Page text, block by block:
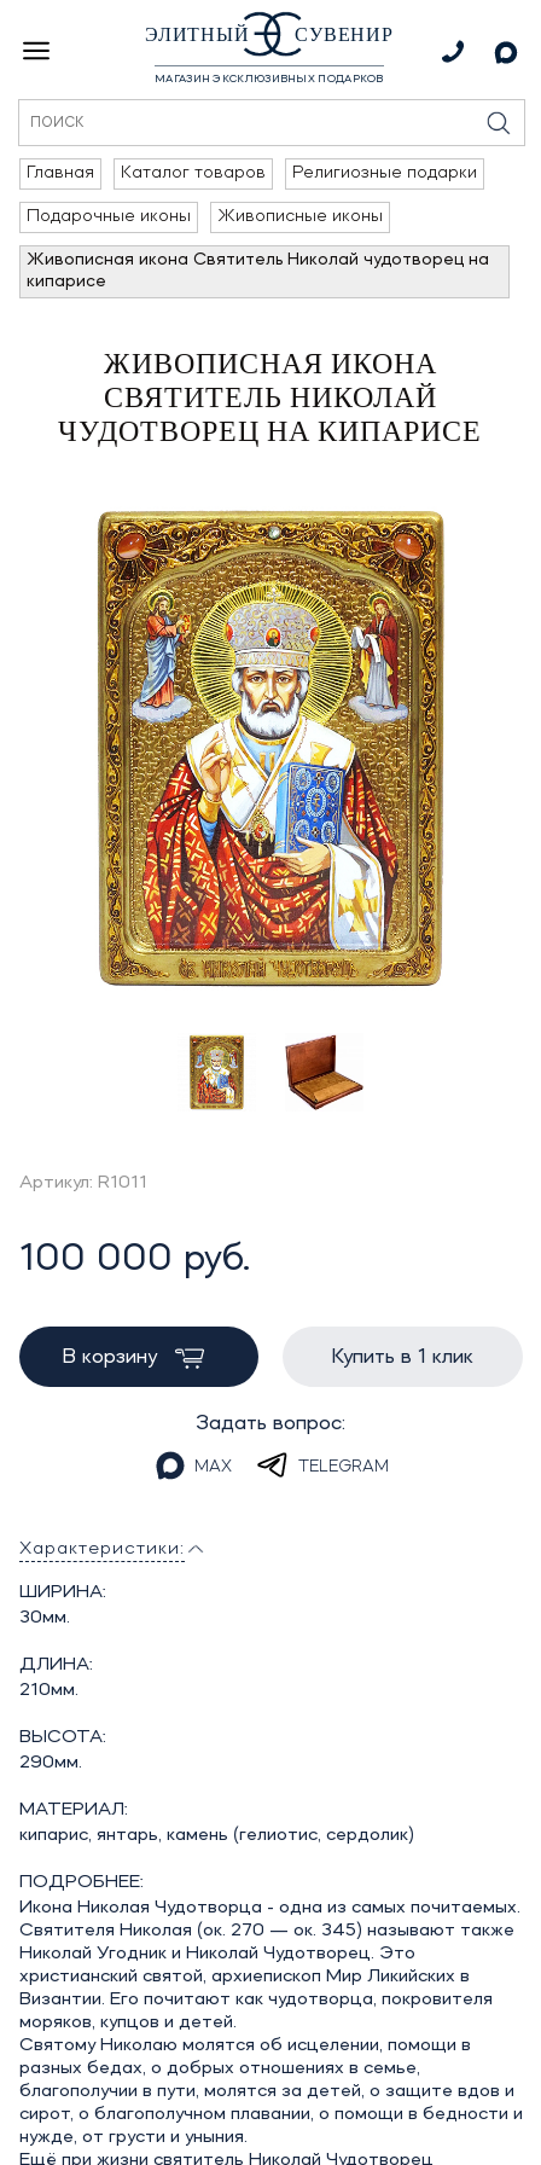
ЭЛИТНЫЙ СУВЕНИР
МАГАЗИН ЭКСКЛЮЗИВНЫХ ПОДАРКОВ
Главная Каталог товаров Религиозные подарки
Подарочные иконы Живописные иконы
Живописная икона Святитель Николай чудотворец на
кипарисе
ЖИВОПИСНАЯ ИКОНА
СВЯТИТЕЛЬ НИКОЛАЙ
ЧУДОТВОРЕЦ НА КИПАРИСЕ
Артикул: R1011
100 000 руб.
В корзину Купить в 1 клик
Задать вопрос:
MAX TELEGRAM
Характеристики:
ШИРИНА:
30мм.
ДЛИНА:
210мм.
ВЫСОТА:
290мм.
МАТЕРИАЛ:
кипарис, янтарь, камень (гелиотис, сердолик)
ПОДРОБНЕЕ:
Икона Николая Чудотворца - одна из самых почитаемых.
Святителя Николая (ок. 270 — ок. 345) называют также
Николай Угодник и Николай Чудотворец. Это
христианский святой, архиепископ Мир Ликийских в
Византии. Его почитают как чудотворца, покровителя
моряков, купцов и детей.
Святому Николаю молятся об исцелении, помощи в
разных бедах, о добрых отношениях в семье,
благополучии в пути, молятся за детей, о защите вдов и
сирот, о благополучном плавании, о помощи в бедности и
нужде, от грусти и уныния.
Ещё при жизни святитель Николай Чудотворец